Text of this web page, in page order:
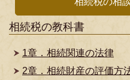
相続税の教科書
1章．相続関連の法律
2章．相続財産の評価方